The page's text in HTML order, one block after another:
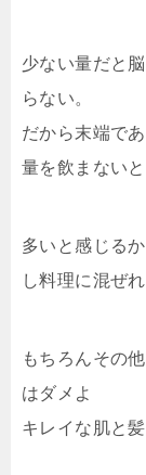
少ない量だと
らない。
だから末端で
量を飲まない
多いと感じる
し料理に混ぜ
もちろんその
はダメよ
キレイな肌と